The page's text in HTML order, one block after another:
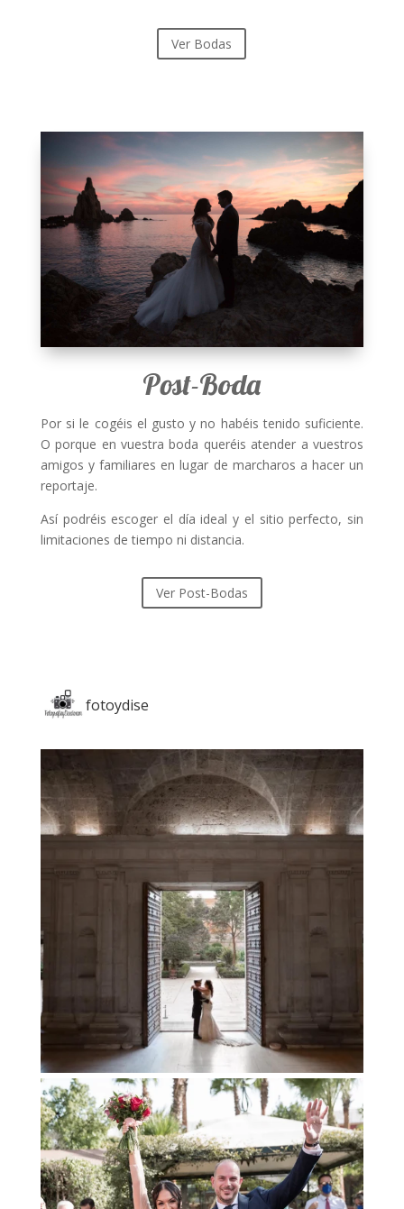
Ver Bodas
Post-Boda
Por si le cogéis el gusto y no habéis tenido suficiente.
O porque en vuestra boda queréis atender a vuestros
amigos y familiares en lugar de marcharos a hacer un
reportaje.
Así podréis escoger el día ideal y el sitio perfecto, sin
limitaciones de tiempo ni distancia.
Ver Post-Bodas
fotoydise